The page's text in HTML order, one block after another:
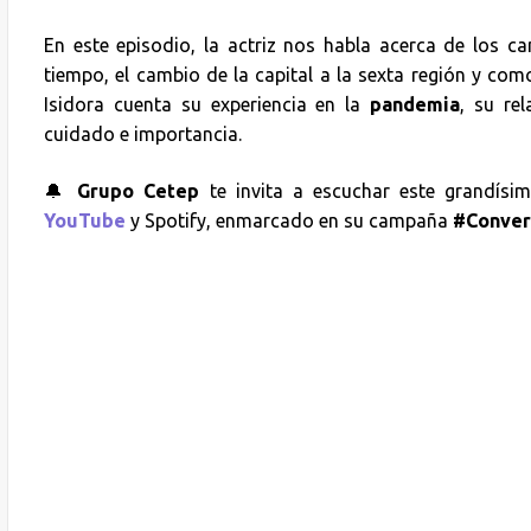
En este episodio, la actriz nos habla acerca de los
tiempo, el cambio de la capital a la sexta región y
Isidora cuenta su experiencia en la pandemia, su
cuidado e importancia.
🔔 Grupo Cetep te invita a escuchar este
YouTube y Spotify, enmarcado en su campaña